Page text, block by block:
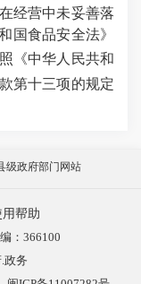
经营中未妥善落
国食品安全法》
《中华人民共和
第十三项的规定
级政府部门网站
用帮助
：366100
政务